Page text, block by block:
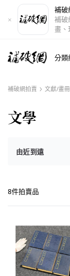
補破
補破
畫、
分類
補破網拍賣 文獻/畫
文學
8件拍賣品